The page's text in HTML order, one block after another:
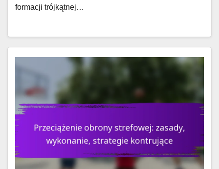
formacji trójkątnej…